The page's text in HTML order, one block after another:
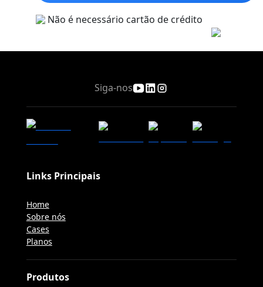
Não é necessário cartão de crédito
Siga-nos
Links Principais
Home
Sobre nós
Cases
Planos
Produtos